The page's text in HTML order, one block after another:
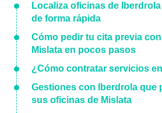
Localiza oficinas de
de forma rápida
Cómo pedir tu cita previa
Mislata en pocos pasos
¿Cómo contratar servicios
Gestiones con Iberdrola que
sus oficinas de Mislata